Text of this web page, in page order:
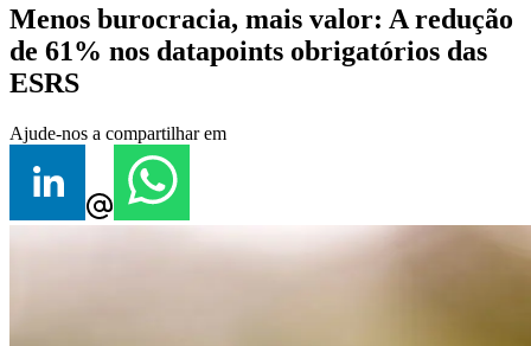
Menos burocracia, mais valor: A redução
de 61% nos datapoints obrigatórios das
ESRS
Ajude-nos a compartilhar em